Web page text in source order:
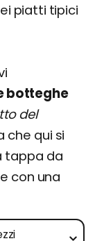
piatti tipici
botteghe
del
che qui si
tappa da
con una